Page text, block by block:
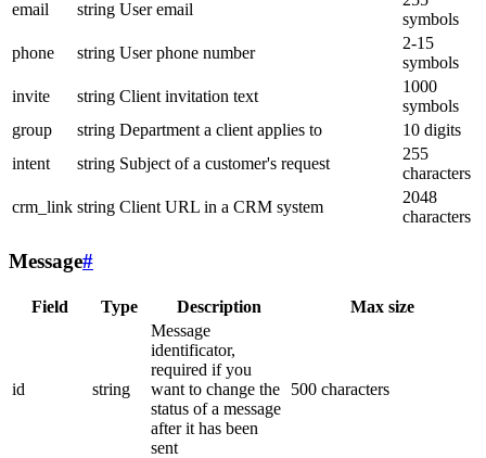
email
string User email
symbols
phone
string User phone number
2-15
symbols
invite
string Client invitation text
1000
symbols
group
string Department a client applies to
10 digits
intent
string Subject of a customer's request
255
characters
crm_link string Client URL in a CRM system
2048
characters
Message#
Field Type Description Max size
id string
Message
identificator,
required if you
want to change the
status of a message
after it has been
sent
500 characters